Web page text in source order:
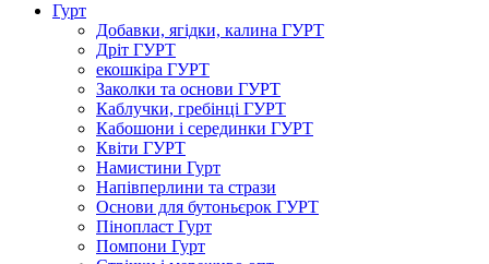
Гурт
Добавки, ягідки, калина ГУРТ
Дріт ГУРТ
екошкіра ГУРТ
Заколки та основи ГУРТ
Каблучки, гребінці ГУРТ
Кабошони і серединки ГУРТ
Квіти ГУРТ
Намистини Гурт
Напівперлини та стрази
Основи для бутоньєрок ГУРТ
Пінопласт Гурт
Помпони Гурт